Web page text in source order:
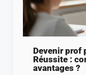
Devenir prof
Réussite :
avantages ?